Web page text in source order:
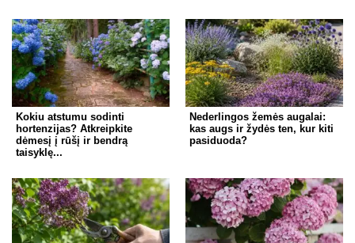
Kokiu atstumu sodinti
hortenzijas? Atkreipkite
dėmesį į rūšį ir bendrą
taisyklę...
Nederlingos žemės augalai:
kas augs ir žydės ten, kur kiti
pasiduoda?